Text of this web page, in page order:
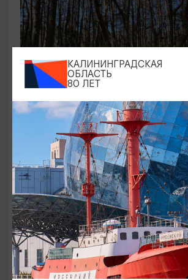
ЭКСКУРСИИ УЧРЕЖДЕНИЙ
Аудиоспектакль
косы»
01.02.2026 - 31.12.2026, 13:00
Куршская коса
ОТ 2500₽
КАЛИНИНГРАДСКАЯ
ОБЛАСТЬ
80 ЛЕТ